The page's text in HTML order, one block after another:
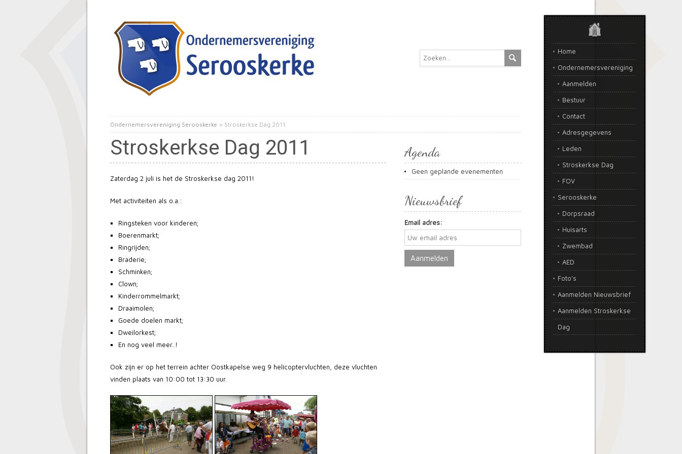
Home
Ondernemersvereniging
Aanmelden
Bestuur
Contact
Adresgegevens
Leden
Stroskerkse Dag
FOV
Serooskerke
Dorpsraad
Huisarts
Zwembad
AED
Foto’s
Aanmelden Nieuwsbrief
Aanmelden Stroskerkse
Dag
Ondernemersvereniging Serooskerke > Stroskerkse Dag 2011
Stroskerkse Dag 2011
Zaterdag 2 juli is het de Stroskerkse dag 2011!
Met activiteiten als o.a.:
Ringsteken voor kinderen;
Boerenmarkt;
Ringrijden;
Braderie;
Schminken;
Clown;
Kinderrommelmarkt;
Draaimolen;
Goede doelen markt;
Dweilorkest;
En nog veel meer..!
Ook zijn er op het terrein achter Oostkapelse weg 9 helicoptervluchten, deze vluchten
vinden plaats van 10:00 tot 13:30 uur.
Agenda
Geen geplande evenementen
Nieuwsbrief
Email adres: